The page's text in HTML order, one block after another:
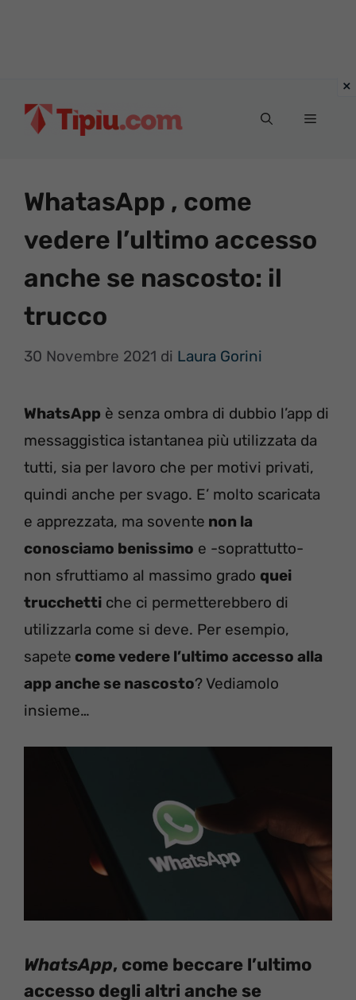
Menu
WhatasApp , come
vedere l’ultimo accesso
anche se nascosto: il
trucco
30 Novembre 2021 di Laura Gorini
WhatsApp è senza ombra di dubbio l’app di
messaggistica istantanea più utilizzata da
tutti, sia per lavoro che per motivi privati,
quindi anche per svago. E’ molto scaricata
e apprezzata, ma sovente non la
conosciamo benissimo e -soprattutto-
non sfruttiamo al massimo grado quei
trucchetti che ci permetterebbero di
utilizzarla come si deve. Per esempio,
sapete come vedere l’ultimo accesso alla
app anche se nascosto? Vediamolo
insieme…
WhatsApp, come beccare l’ultimo
accesso degli altri anche se